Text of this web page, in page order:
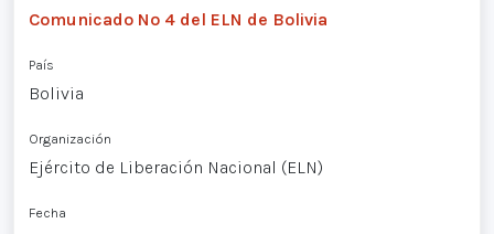
Comunicado Nº 4 del ELN de Bolivia
País
Bolivia
Organización
Ejército de Liberación Nacional (ELN)
Fecha